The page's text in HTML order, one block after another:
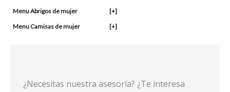
Menu Abrigos de mujer
[+]
Menu Camisas de mujer
[+]
¿Necesitas nuestra asesoría? ¿Te interesa